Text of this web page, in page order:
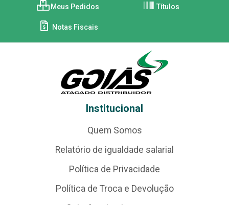
Meus Pedidos Títulos
Notas Fiscais
Institucional
Quem Somos
Relatório de igualdade salarial
Política de Privacidade
Política de Troca e Devolução